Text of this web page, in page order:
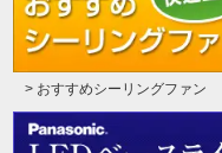
> おすすめシーリングファン